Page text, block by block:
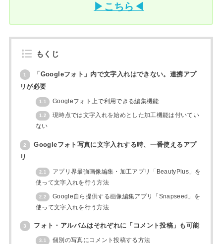
▶こちら◀
もくじ
1
「Googleフォト」内で文字入れはできない。連携アプ
リが必要
1.1 Googleフォト上で利用できる編集機能
1.2
現時点では文字入れを始めとした加工機能は付いてい
ない
2
Googleフォト写真に文字入れする時、一番使えるアプ
リ
2.1
アプリ界最強画像編集・加工アプリ「BeautyPlus」を
使って文字入れを行う方法
2.2
Google自ら提供する画像編集アプリ「Snapseed」を
使って文字入れを行う方法
3 フォト・アルバムはそれぞれに「コメント投稿」も可能
3.1 個別の写真にコメント投稿する方法